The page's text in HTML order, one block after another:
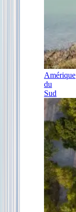
Amérique
du
Sud